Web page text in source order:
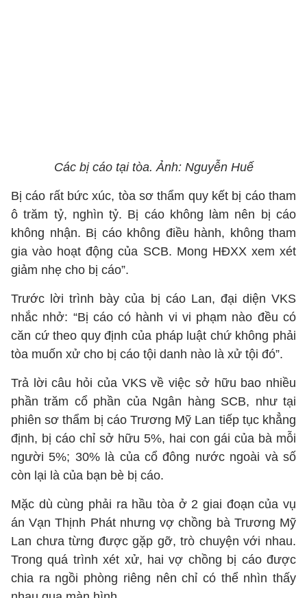
Các bị cáo tại tòa. Ảnh: Nguyễn Huế
Bị cáo rất bức xúc, tòa sơ thẩm quy kết bị cáo tham
ô trăm tỷ, nghìn tỷ. Bị cáo không làm nên bị cáo
không nhận. Bị cáo không điều hành, không tham
gia vào hoạt động của SCB. Mong HĐXX xem xét
giảm nhẹ cho bị cáo”.
Trước lời trình bày của bị cáo Lan, đại diện VKS
nhắc nhở: “Bị cáo có hành vi vi phạm nào đều có
căn cứ theo quy định của pháp luật chứ không phải
tòa muốn xử cho bị cáo tội danh nào là xử tội đó”.
Trả lời câu hỏi của VKS về việc sở hữu bao nhiều
phần trăm cổ phần của Ngân hàng SCB, như tại
phiên sơ thẩm bị cáo Trương Mỹ Lan tiếp tục khẳng
định, bị cáo chỉ sở hữu 5%, hai con gái của bà mỗi
người 5%; 30% là của cổ đông nước ngoài và số
còn lại là của bạn bè bị cáo.
Mặc dù cùng phải ra hầu tòa ở 2 giai đoạn của vụ
án Vạn Thịnh Phát nhưng vợ chồng bà Trương Mỹ
Lan chưa từng được gặp gỡ, trò chuyện với nhau.
Trong quá trình xét xử, hai vợ chồng bị cáo được
chia ra ngồi phòng riêng nên chỉ có thể nhìn thấy